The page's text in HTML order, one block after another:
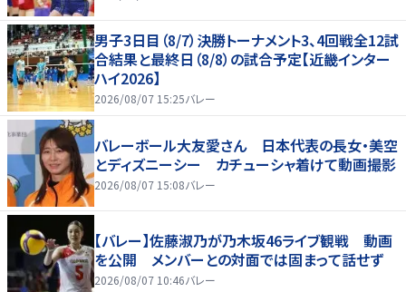
男子3日目（8/7）決勝トーナメント3、4回戦全12試
合結果と最終日（8/8）の試合予定【近畿インター
ハイ2026】
2026/08/07 15:25バレー
バレーボール大友愛さん 日本代表の長女・美空
とディズニーシー カチューシャ着けて動画撮影
2026/08/07 15:08バレー
【バレー】佐藤淑乃が乃木坂46ライブ観戦 動画
を公開 メンバーとの対面では固まって話せず
2026/08/07 10:46バレー